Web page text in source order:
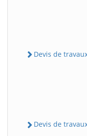
Devis de
Devis de